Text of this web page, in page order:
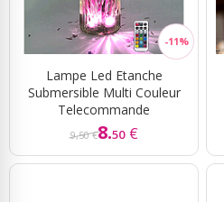
Lampe Led Etanche
Submersible Multi Couleur
Telecommande
9,50 €8.50 €